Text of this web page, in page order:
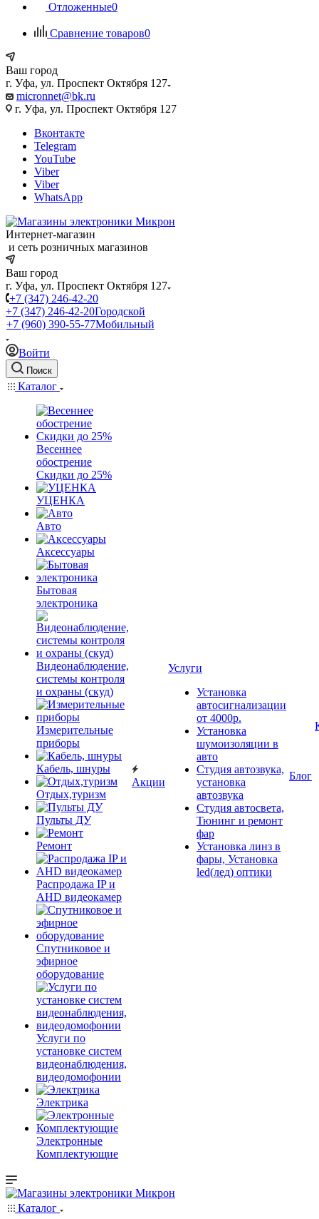
Отложенные0
Сравнение товаров0
Ваш город
г. Уфа, ул. Проспект Октября 127
micronnet@bk.ru
г. Уфа, ул. Проспект Октября 127
Вконтакте
Telegram
YouTube
Viber
Viber
WhatsApp
Интернет-магазин
и сеть розничных магазинов
Ваш город
г. Уфа, ул. Проспект Октября 127
+7 (347) 246-42-20
+7 (347) 246-42-20Городской
+7 (960) 390-55-77Мобильный
Войти
Поиск
Каталог
Весеннее
обострение
Скидки до 25%
УЦЕНКА
Авто
Аксессуары
Бытовая
электроника
Видеонаблюдение,
системы контроля
и охраны (скуд)
Измерительные
приборы
Кабель, шнуры
Отдых,туризм
Пульты ДУ
Ремонт
Распродажа IP и
AHD видеокамер
Спутниковое и
эфирное
оборудование
Услуги по
установке систем
видеонаблюдения,
видеодомофонии
Электрика
Электронные
Комплектующие
Акции
Услуги
Установка
автосигнализации
от 4000р.
Установка
шумоизоляции в
авто
Студия автозвука,
установка
автозвука
Студия автосвета,
Тюнинг и ремонт
фар
Установка линз в
фары, Установка
led(лед) оптики
Блог
Каталог